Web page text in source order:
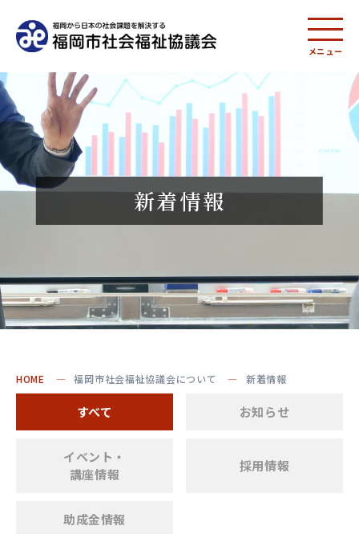
メニュー
新着情報
HOME 福岡市社会福祉協議会について 新着情報
すべて お知らせ
イベント・
講座情報
採用情報
助成金情報